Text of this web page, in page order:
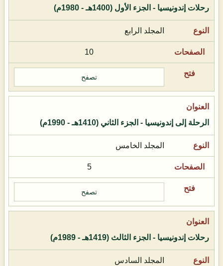
رحلات إندونيسيا - الجزء الأول (1400هـ - 1980م)
المجلد الرابع
10
تصفح
الرحلة إلى إندونيسيا - الجزء الثاني (1410هـ - 1990م)
المجلد الخامس
5
تصفح
رحلات إندونيسيا - الجزء الثالث (1419هـ - 1989م)
المجلد السادس